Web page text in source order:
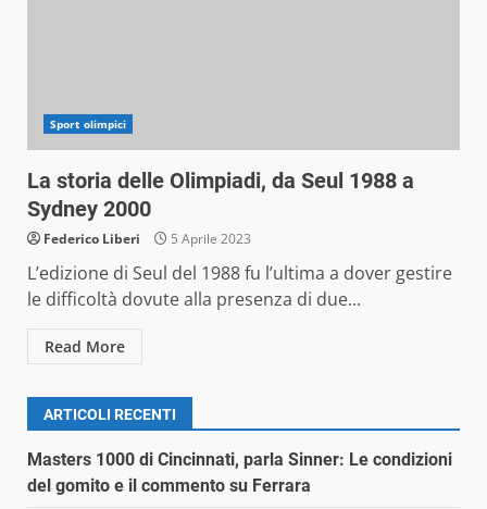
Sport olimpici
La storia delle Olimpiadi, da Seul 1988 a
Sydney 2000
Federico Liberi 5 Aprile 2023
L’edizione di Seul del 1988 fu l’ultima a dover gestire
le difficoltà dovute alla presenza di due...
Read More
ARTICOLI RECENTI
Masters 1000 di Cincinnati, parla Sinner: Le condizioni
del gomito e il commento su Ferrara